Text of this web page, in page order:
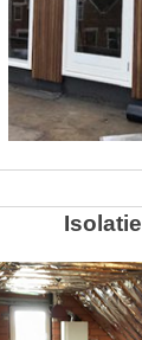
Isolatie